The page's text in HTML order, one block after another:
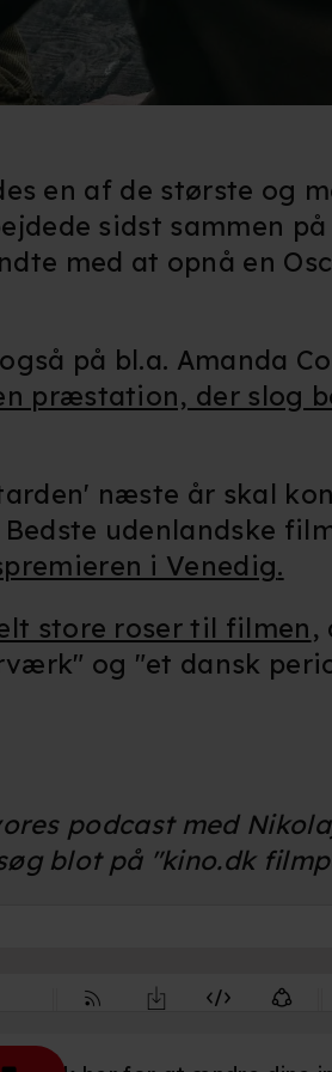
optimere dit besøg på vores
og til markedsføring.
IP-adressen kan blive delt
i både vores
en af de største og
sidst sammen på
med at opnå en
på bl.a. Amanda
præstation, der slog
næste år skal
udenlandske
i Venedig.
store roser til filmen,
og "et dansk
podcast med
blot på "kino.dk